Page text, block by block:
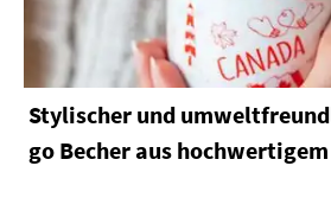
Stylischer und
go Becher aus